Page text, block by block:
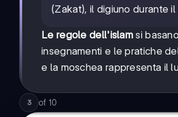
(Zakat), il digiuno durante
Le regole dell'islam si
insegnamenti e le pratiche
e la moschea rappresenta il
3 of 10